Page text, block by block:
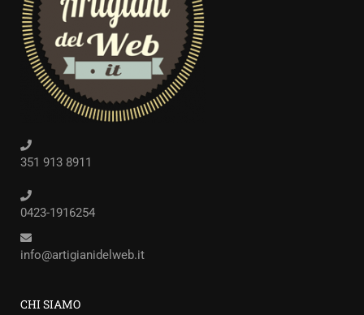
351 913 8911
0423-1916254
info@artigianidelweb.it
CHI SIAMO